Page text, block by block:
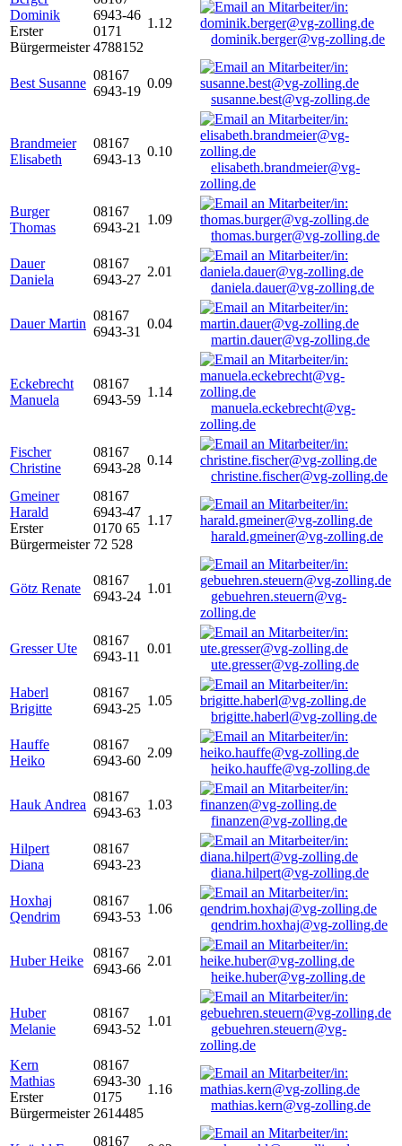
Dominik
Erster
Bürgermeister
6943-46
0171
4788152
1.12
dominik.berger@vg-zolling.de
Best Susanne
08167
6943-19
0.09
susanne.best@vg-zolling.de
Brandmeier
Elisabeth
08167
6943-13
0.10
elisabeth.brandmeier@vg-
zolling.de
Burger
Thomas
08167
6943-21
1.09
thomas.burger@vg-zolling.de
Dauer
Daniela
08167
6943-27
2.01
daniela.dauer@vg-zolling.de
Dauer Martin
08167
6943-31
0.04
martin.dauer@vg-zolling.de
Eckebrecht
Manuela
08167
6943-59
1.14
manuela.eckebrecht@vg-
zolling.de
Fischer
Christine
08167
6943-28
0.14
christine.fischer@vg-zolling.de
Gmeiner
Harald
Erster
Bürgermeister
08167
6943-47
0170 65
72 528
1.17
harald.gmeiner@vg-zolling.de
Götz Renate
08167
6943-24
1.01
gebuehren.steuern@vg-
zolling.de
Gresser Ute
08167
6943-11
0.01
ute.gresser@vg-zolling.de
Haberl
Brigitte
08167
6943-25
1.05
brigitte.haberl@vg-zolling.de
Hauffe
Heiko
08167
6943-60
2.09
heiko.hauffe@vg-zolling.de
Hauk Andrea
08167
6943-63
1.03
finanzen@vg-zolling.de
Hilpert
Diana
08167
6943-23
diana.hilpert@vg-zolling.de
Hoxhaj
Qendrim
08167
6943-53
1.06
qendrim.hoxhaj@vg-zolling.de
Huber Heike
08167
6943-66
2.01
heike.huber@vg-zolling.de
Huber
Melanie
08167
6943-52
1.01
gebuehren.steuern@vg-
zolling.de
Kern
Mathias
Erster
Bürgermeister
08167
6943-30
0175
2614485
1.16
mathias.kern@vg-zolling.de
08167